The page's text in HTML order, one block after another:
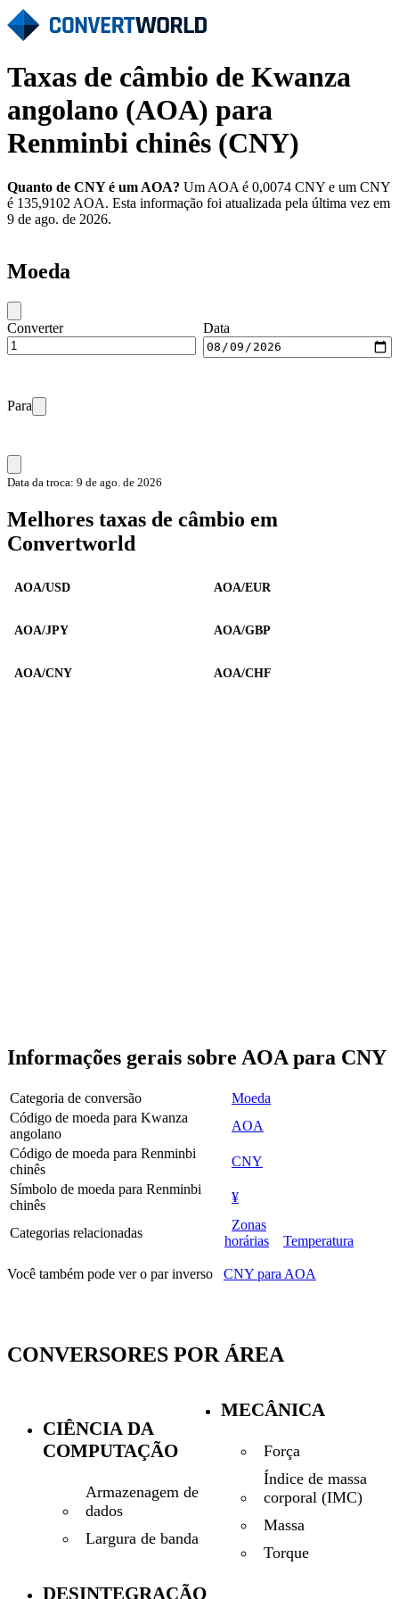
Taxas de câmbio de Kwanza
angolano (AOA) para
Renminbi chinês (CNY)
Quanto de CNY é um AOA? Um AOA é 0,0074 CNY e um CNY
é 135,9102 AOA. Esta informação foi atualizada pela última vez em
9 de ago. de 2026.
Moeda
Converter Data
Para
Data da troca: 9 de ago. de 2026
Melhores taxas de câmbio em
Convertworld
AOA/USD AOA/EUR
AOA/JPY AOA/GBP
AOA/CNY AOA/CHF
Informações gerais sobre AOA para CNY
Categoria de conversão
Moeda
Código de moeda para Kwanza
angolano
AOA
Código de moeda para Renminbi
chinês
CNY
Símbolo de moeda para Renminbi
chinês
¥
Categorias relacionadas
Zonas
horárias
Temperatura
Você também pode ver o par inverso CNY para AOA
CONVERSORES POR ÁREA
CIÊNCIA DA
COMPUTAÇÃO
Armazenagem de
dados
Largura de banda
DESINTEGRAÇÃO
MECÂNICA
Força
Índice de massa
corporal (IMC)
Massa
Torque